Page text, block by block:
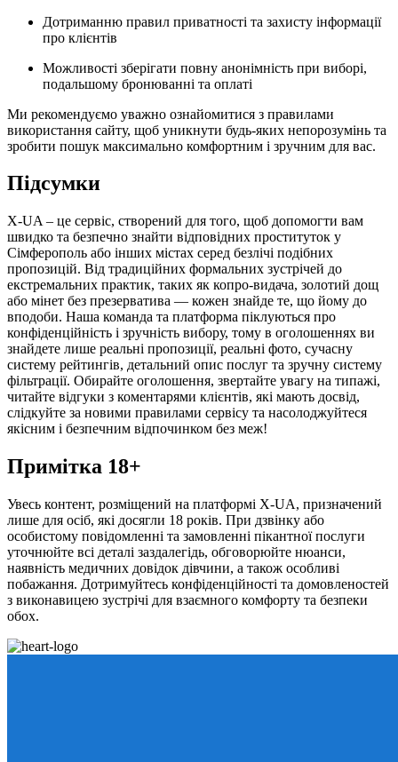
Дотриманню правил приватності та захисту інформації
про клієнтів
Можливості зберігати повну анонімність при виборі,
подальшому бронюванні та оплаті
Ми рекомендуємо уважно ознайомитися з правилами
використання сайту, щоб уникнути будь-яких непорозумінь та
зробити пошук максимально комфортним і зручним для вас.
Підсумки
X-UA – це сервіс, створений для того, щоб допомогти вам
швидко та безпечно знайти відповідних проституток у
Сімферополь або інших містах серед безлічі подібних
пропозицій. Від традиційних формальних зустрічей до
екстремальних практик, таких як копро-видача, золотий дощ
або мінет без презерватива — кожен знайде те, що йому до
вподоби. Наша команда та платформа піклуються про
конфіденційність і зручність вибору, тому в оголошеннях ви
знайдете лише реальні пропозиції, реальні фото, сучасну
систему рейтингів, детальний опис послуг та зручну систему
фільтрації. Обирайте оголошення, звертайте увагу на типажі,
читайте відгуки з коментарями клієнтів, які мають досвід,
слідкуйте за новими правилами сервісу та насолоджуйтеся
якісним і безпечним відпочинком без меж!
Примітка 18+
Увесь контент, розміщений на платформі X-UA, призначений
лише для осіб, які досягли 18 років. При дзвінку або
особистому повідомленні та замовленні пікантної послуги
уточнюйте всі деталі заздалегідь, обговорюйте нюанси,
наявність медичних довідок дівчини, а також особливі
побажання. Дотримуйтесь конфіденційності та домовленостей
з виконавицею зустрічі для взаємного комфорту та безпеки
обох.